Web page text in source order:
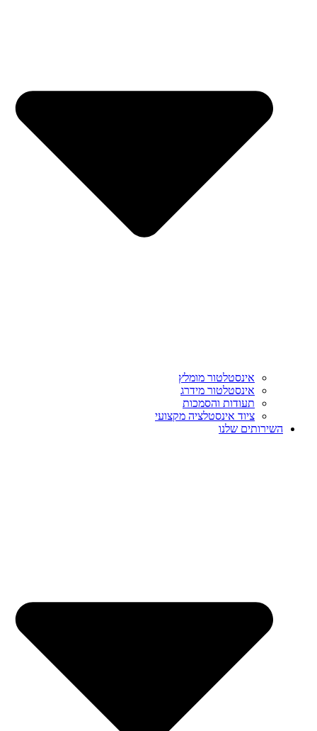
אינסטלטור מומלץ
אינסטלטור מידרג
תעודות והסמכות
ציוד אינסטלציה מקצועי
השירותים שלנו